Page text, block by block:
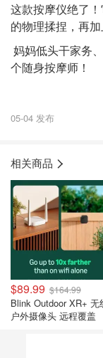
这款按摩仪绝了
的物理揉捏，再加
妈妈低头干家务
个随身按摩师！
05-04 发布
相关商品
$89.99 $164.99
Blink Outdoor XR+ 无
户外摄像头 远程覆盖